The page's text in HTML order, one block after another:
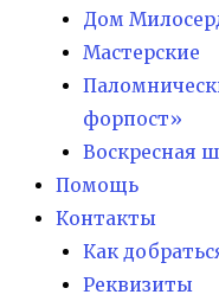
Дом
Мастерские
форпост»
Воскресная
Помощь
Контакты
Как
Реквизиты